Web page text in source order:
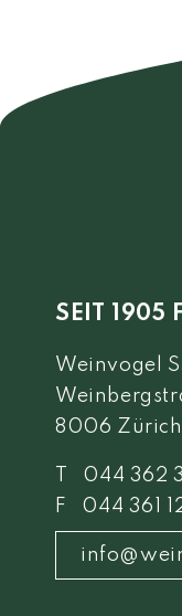
SEIT 1905
Weinvogel
8006 Zürich
T 044 362
F 044 361